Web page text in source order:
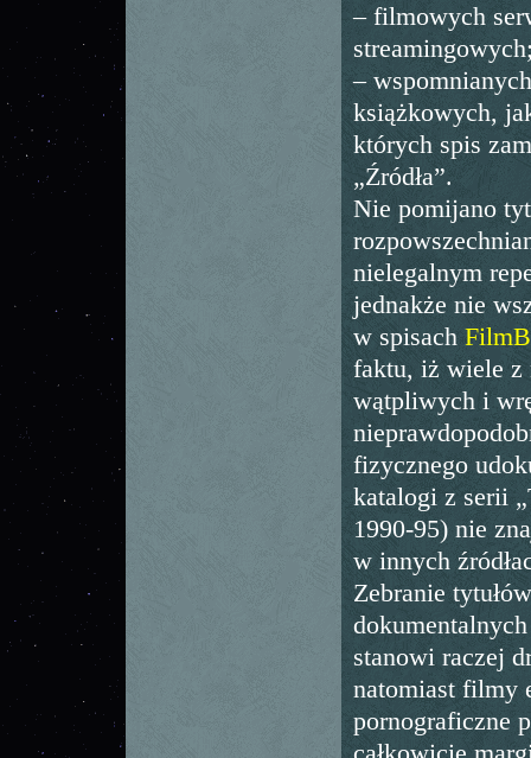
– filmowych
–
książkowych,
których spis
„Źródła”.
Nie pomijano
nielegalnym
jednakże nie
w spisach
faktu, iż wiele z
wątpliwych i
fizycznego
katalogi z serii
1990-95) nie
w innych
Zebranie
stanowi raczej
natomiast filmy
pornograficzne